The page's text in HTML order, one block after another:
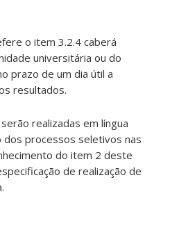
o item 3.2.4 caberá
universitária ou do
prazo de um dia útil a
resultados.
realizadas em língua
dos processos seletivos nas
do item 2 deste
de realização de